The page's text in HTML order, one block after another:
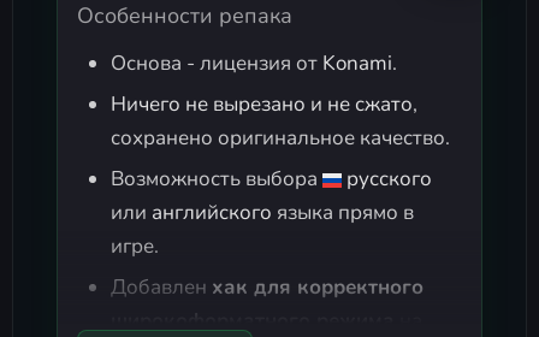
Особенности репака
Основа - лицензия от Konami.
Ничего не вырезано и не сжато,
сохранено оригинальное качество.
Возможность выбора
русского
или английского языка прямо в
игре.
Добавлен хак для корректного
широкоформатного режима